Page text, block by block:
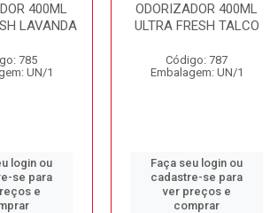
400ML
LAVANDA
785
UN/1
login ou
se para
e
ODORIZADOR 400ML
ULTRA FRESH TALCO
Código: 787
Embalagem: UN/1
Faça seu login ou
cadastre-se para
ver preços e
comprar